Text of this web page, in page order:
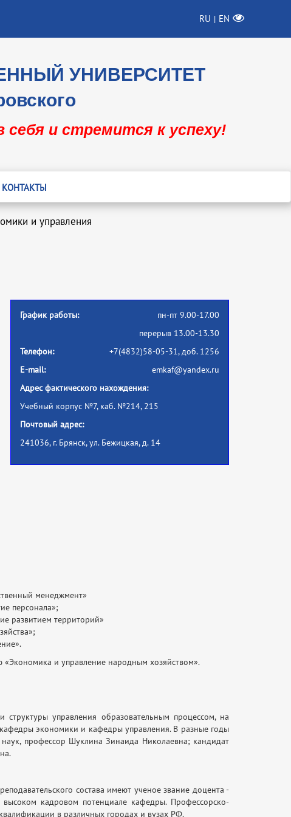
RU | EN
УНИВЕРСИТЕТ
и стремится к успеху!
КОНТАКТЫ
и управления
График работы:
пн-пт 9.00-17.00
перерыв 13.00-13.30
Телефон:
+7(4832)58-05-31, доб. 1256
E-mail:
emkaf@yandex.ru
Адрес фактического нахождения:
Учебный корпус №7, каб. №214, 215
Почтовый адрес:
241036, г. Брянск, ул. Бежицкая, д. 14
менеджмент»
персонала»;
развитием территорий»
и управление народным хозяйством».
управления образовательным процессом, на
экономики и кафедры управления. В разные годы
профессор Шуклина Зинаида Николаевна; кандидат
состава имеют ученое звание доцента -
кадровом потенциале кафедры. Профессорско-
в различных городах и вузах РФ.